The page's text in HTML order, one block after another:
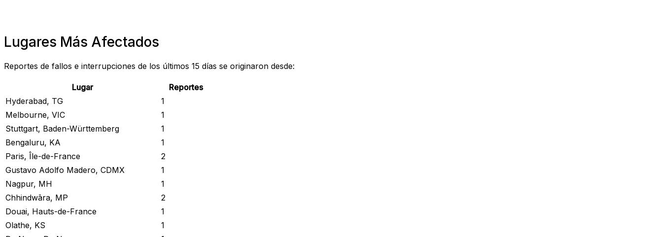
Lugares Más Afectados
Reportes de fallos e interrupciones de los últimos 15 días se originaron desde:
Lugar
Reportes
Hyderabad, TG
1
Melbourne, VIC
1
Stuttgart, Baden-Württemberg
1
Bengaluru, KA
1
Paris, Île-de-France
2
Gustavo Adolfo Madero, CDMX
1
Nagpur, MH
1
Chhindwāra, MP
2
Douai, Hauts-de-France
1
Olathe, KS
1